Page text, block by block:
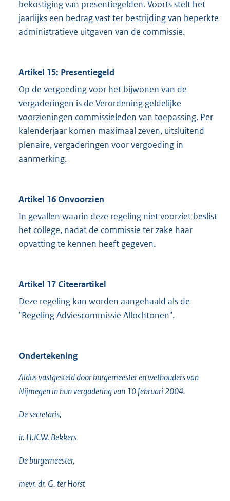
bekostiging van presentiegelden. Voorts stelt het
jaarlijks een bedrag vast ter bestrijding van beperkte
administratieve uitgaven van de commissie.
Artikel 15: Presentiegeld
Op de vergoeding voor het bijwonen van de
vergaderingen is de Verordening geldelijke
voorzieningen commissieleden van toepassing. Per
kalenderjaar komen maximaal zeven, uitsluitend
plenaire, vergaderingen voor vergoeding in
aanmerking.
Artikel 16 Onvoorzien
In gevallen waarin deze regeling niet voorziet beslist
het college, nadat de commissie ter zake haar
opvatting te kennen heeft gegeven.
Artikel 17 Citeerartikel
Deze regeling kan worden aangehaald als de
"Regeling Adviescommissie Allochtonen".
Ondertekening
Aldus vastgesteld door burgemeester en wethouders van
Nijmegen in hun vergadering van 10 februari 2004.
De secretaris,
ir. H.K.W. Bekkers
De burgemeester,
mevr. dr. G. ter Horst